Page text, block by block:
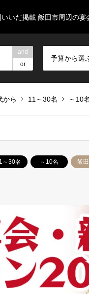
いいだ掲載 飯田市周辺の
and
or
予算から選
から 11～30名 ～10名
～30名 ～10名 飯